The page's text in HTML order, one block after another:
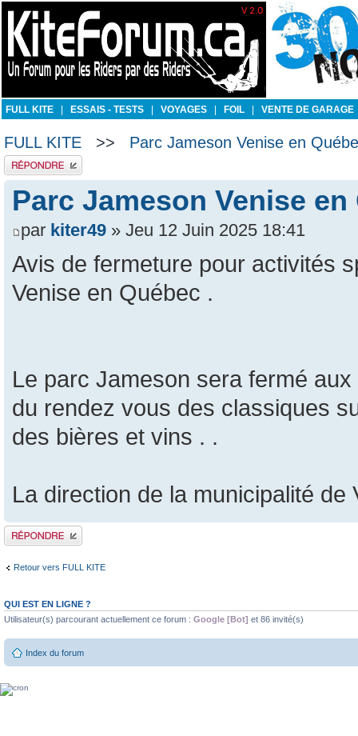
FULL KITE ESSAIS - TESTS VOYAGES FOIL VENTE DE GARAGE
FULL KITE >> Parc Jameson Venise en
Publier une réponse
Parc Jameson Venise en
par kiter49 » Jeu 12 Juin 2025 18:41
Avis de fermeture pour activités
Venise en Québec .
Le parc Jameson sera fermé
du rendez vous des classiques
des bières et vins . .
La direction de la municipalité de
Publier une réponse
Retour vers FULL KITE
QUI EST EN LIGNE ?
Utilisateur(s) parcourant actuellement ce forum : Google [Bot] et 86 invité(s)
Index du forum